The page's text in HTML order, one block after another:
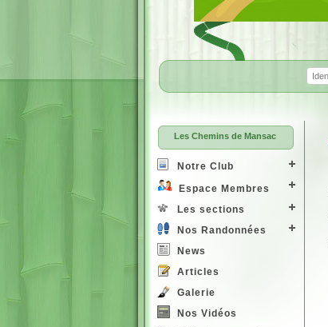
Les Chemins de Mansac
Notre Club
Espace Membres
Les sections
Nos Randonnées
News
Articles
Galerie
Nos Vidéos